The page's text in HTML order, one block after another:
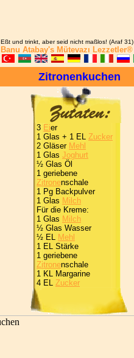
Eßt und trinkt, aber seid nicht maßlos! (Araf 31)
Banu Atabay's Mütevazı Lezzetler®
Zitronenkuchen
3 Eier
1 Glas + 1 EL Zucker
2 Gläser Mehl
1 Glas Joghurt
½ Glas Öl
1 geriebene
Zitronenschale
1 Pg Backpulver
1 Glas Milch
Für die Kreme:
1 Glas Milch
½ Glas Wasser
½ EL Mehl
1 EL Stärke
1 geriebene
Zitronenschale
1 KL Margarine
4 EL Zucker